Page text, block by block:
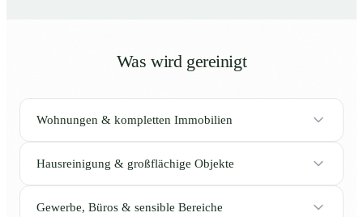
Was wird gereinigt
Wohnungen & kompletten Immobilien
Hausreinigung & großflächige Objekte
Gewerbe, Büros & sensible Bereiche